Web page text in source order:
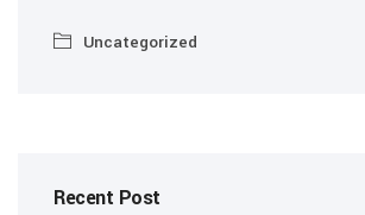
Uncategorized
Recent Post